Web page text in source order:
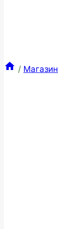
/ Магазин